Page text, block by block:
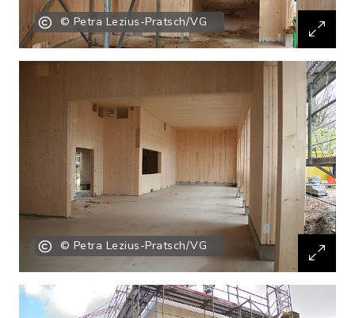
© Petra Lezius-Pratsch/VG
© Petra Lezius-Pratsch/VG